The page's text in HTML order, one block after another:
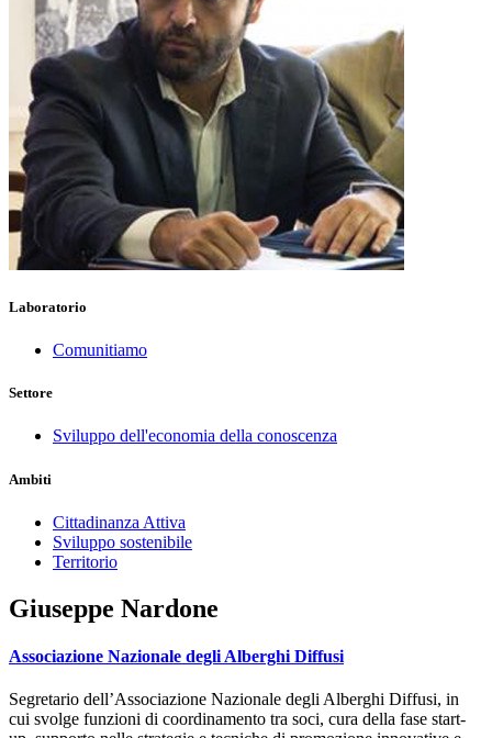
Laboratorio
Comunitiamo
Settore
Sviluppo dell'economia della conoscenza
Ambiti
Cittadinanza Attiva
Sviluppo sostenibile
Territorio
Giuseppe Nardone
Associazione Nazionale degli Alberghi Diffusi
Segretario dell’Associazione Nazionale degli Alberghi Diffusi, in
cui svolge funzioni di coordinamento tra soci, cura della fase start-